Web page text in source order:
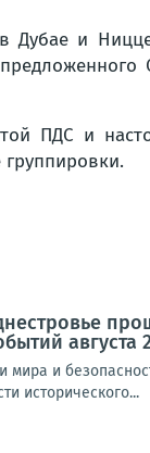
Дубае и
ПДС и
августа
мира и
исторического...